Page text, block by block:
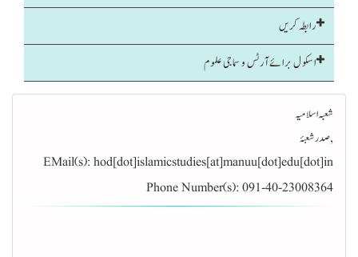
رابطہ کریں
اسکول برائےآرٹس و سماجی علوم
شعبہ اسلامیہ
, صدرشعبۂ
EMail(s): hod[dot]islamicstudies[at]manuu[dot]edu[dot]in
Phone Number(s): 091-40-23008364